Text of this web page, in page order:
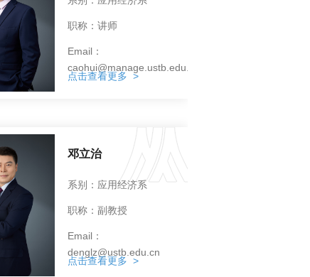
职称：讲师
Email：
caohui@manage.ustb.edu.cn
点击查看更多 >
邓立治
系别：应用经济系
职称：副教授
Email：
denglz@ustb.edu.cn
点击查看更多 >